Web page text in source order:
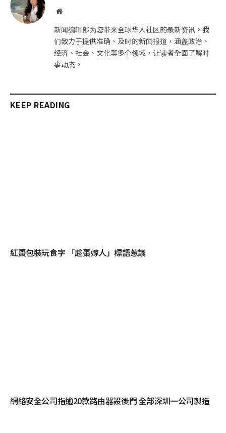
网
新闻编辑部为您带来全球华人社区的最新资讯。我
们致力于提供准确、及时的新闻报道，涵盖政治、
经济、社会、文化等多个领域，让读者全面了解时
事动态。
KEEP READING
紅棗包裝玩食字 「趁棗嫁人」標語惹議
網絡安全公司指逾20款路由器設後門 全部深圳一公司製造